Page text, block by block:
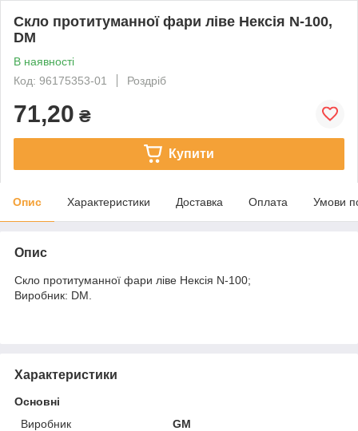
Скло протитуманної фари ліве Нексія N-100,
DM
В наявності
Код: 96175353-01
Роздріб
71,20 ₴
Купити
Опис Характеристики Доставка Оплата Умови
Опис
Скло протитуманної фари ліве Нексія N-100;
Виробник: DM.
Характеристики
Основні
Виробник
GM